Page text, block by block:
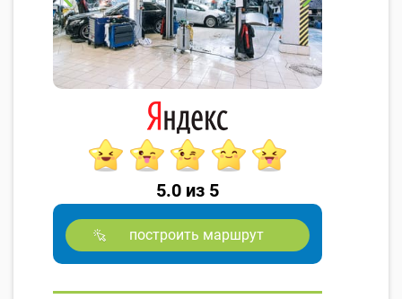
5.0 из 5
построить маршрут